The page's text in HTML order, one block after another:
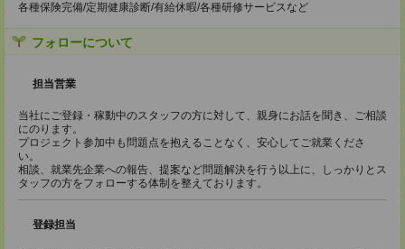
各種保険完備/定期健康診断/有給休暇/各種研修サービスなど
フォローについて
担当営業
当社にご登録・稼動中のスタッフの方に対して、親身にお話を聞き、ご相談
にのります。
プロジェクト参加中も問題点を抱えることなく、安心してご就業くださ
い。
相談、就業先企業への報告、提案など問題解決を行う以上に、しっかりとス
タッフの方をフォローする体制を整えております。
登録担当